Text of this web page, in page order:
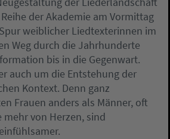
der Akademie am Vormittag
weiblicher Liedtexterinnen im
Weg durch die Jahrhunderte
bis in die Gegenwart.
auch um die Entstehung der
Kontext. Denn ganz
Frauen anders als Männer, oft
von Herzen, sind